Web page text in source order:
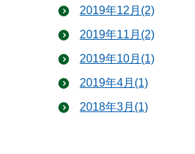
2019年12月(2)
2019年11月(2)
2019年10月(1)
2019年4月(1)
2018年3月(1)